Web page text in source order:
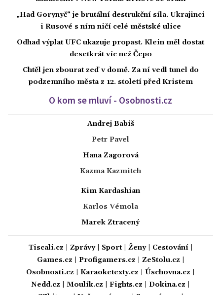
„Had Gorynyč“ je brutální destrukční síla. Ukrajinci
i Rusové s ním ničí celé městské ulice
Odhad výplat UFC ukazuje propast. Klein měl dostat
desetkrát víc než Čepo
Chtěl jen zbourat zeď v domě. Za ní vedl tunel do
podzemního města z 12. století před Kristem
O kom se mluví - Osobnosti.cz
Andrej Babiš
Petr Pavel
Hana Zagorová
Kazma Kazmitch
Kim Kardashian
Karlos Vémola
Marek Ztracený
Tiscali.cz Zprávy| Sport| Ženy| Cestování|
Games.cz
Profigamers.cz ZeStolu.cz
Osobnosti.cz
Karaoketexty.cz Úschovna.cz
Nedd.cz
Moulík.cz Fights.cz Dokina.cz